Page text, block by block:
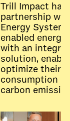
Trill Impact has
partnership
Energy
enabled
with an
solution,
optimize their
consumption
carbon